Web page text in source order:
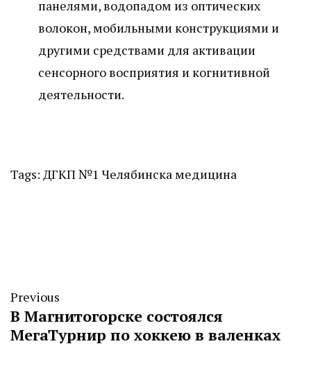
панелями, водопадом из оптических
волокон, мобильными конструкциями и
другими средствами для активации
сенсорного восприятия и когнитивной
деятельности.
Tags: ДГКП №1 Челябинскамедицина
Previous
В Магнитогорске состоялся
МегаТурнир по хоккею в валенках